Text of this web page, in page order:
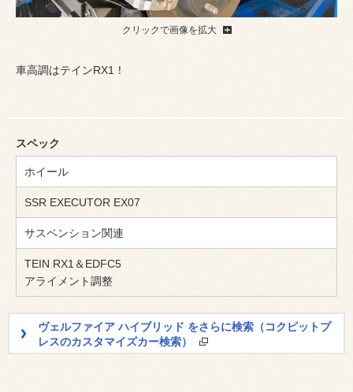
クリックで画像を拡大
車高調はテインRX1！
スペック
ホイール
SSR EXECUTOR EX07
サスペンション関連
TEIN RX1＆EDFC5
アライメント調整
ヴェルファイア ハイブリッド をさらに検索（コクピットプ
レスのカスタマイズカー検索）